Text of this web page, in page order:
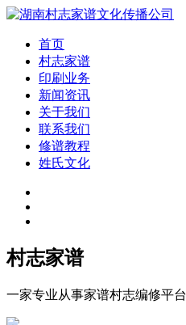
首页
村志家谱
印刷业务
新闻资讯
关于我们
联系我们
修谱教程
姓氏文化
村志家谱
一家专业从事家谱村志编修平台